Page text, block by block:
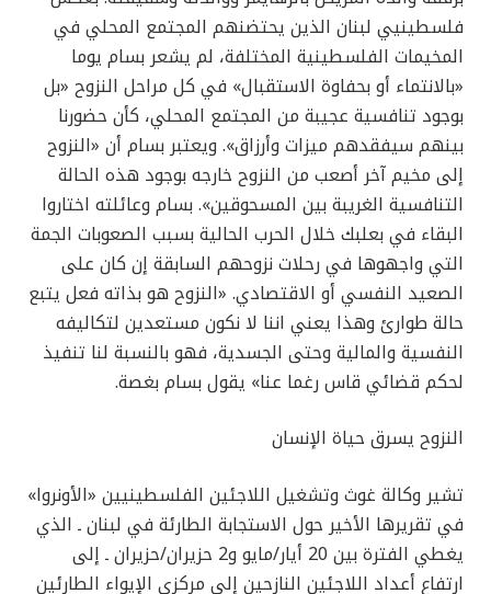
فلسطينيي لبنان الذين يحتضنهم المجتمع المحلي في
المخيمات الفلسطينية المختلفة، لم يشعر بسام يوما
«بالانتماء أو بحفاوة الاستقبال» في كل مراحل النزوح «بل
بوجود تنافسية عجيبة من المجتمع المحلي، كأن حضورنا
بينهم سيفقدهم ميزات وأرزاق». ويعتبر بسام أن «النزوح
إلى مخيم آخر أصعب من النزوح خارجه بوجود هذه الحالة
التنافسية الغريبة بين المسحوقين». بسام وعائلته اختاروا
البقاء في بعلبك خلال الحرب الحالية بسبب الصعوبات الجمة
التي واجهوها في رحلات نزوحهم السابقة إن كان على
الصعيد النفسي أو الاقتصادي. «النزوح هو بذاته فعل يتبع
حالة طوارئ وهذا يعني اننا لا نكون مستعدين لتكاليفه
النفسية والمالية وحتى الجسدية، فهو بالنسبة لنا تنفيذ
لحكم قضائي قاس رغما عنا» يقول بسام بغصة.
النزوح يسرق حياة الإنسان
تشير وكالة غوث وتشغيل اللاجئين الفلسطينيين «الأونروا»
في تقريرها الأخير حول الاستجابة الطارئة في لبنان ـ الذي
يغطي الفترة بين 20 أيار/مايو و2 حزيران/حزيران ـ إلى
ارتفاع أعداد اللاجئين النازحين إلى مركزي الإيواء الطارئين